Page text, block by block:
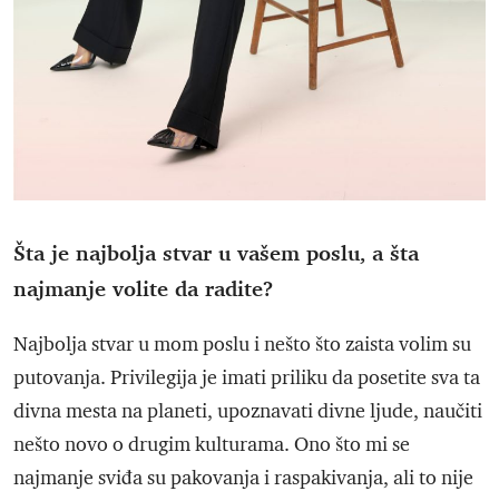
Šta je najbolja stvar u vašem poslu, a šta
najmanje volite da radite?
Najbolja stvar u mom poslu i nešto što zaista volim su
putovanja. Privilegija je imati priliku da posetite sva ta
divna mesta na planeti, upoznavati divne ljude, naučiti
nešto novo o drugim kulturama. Ono što mi se
najmanje sviđa su pakovanja i raspakivanja, ali to nije